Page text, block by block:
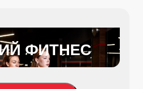
ФИТНЕС